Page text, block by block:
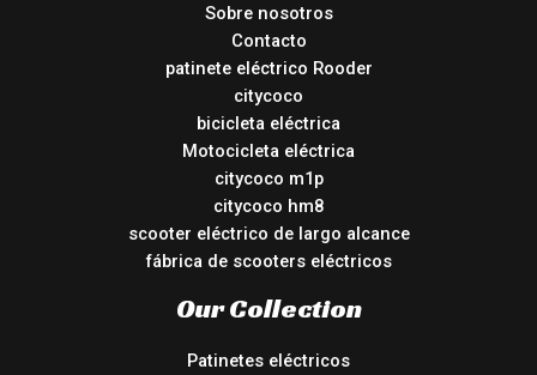
Sobre nosotros
Contacto
patinete eléctrico Rooder
citycoco
bicicleta eléctrica
Motocicleta eléctrica
citycoco m1p
citycoco hm8
scooter eléctrico de largo alcance
fábrica de scooters eléctricos
Our Collection
Patinetes eléctricos